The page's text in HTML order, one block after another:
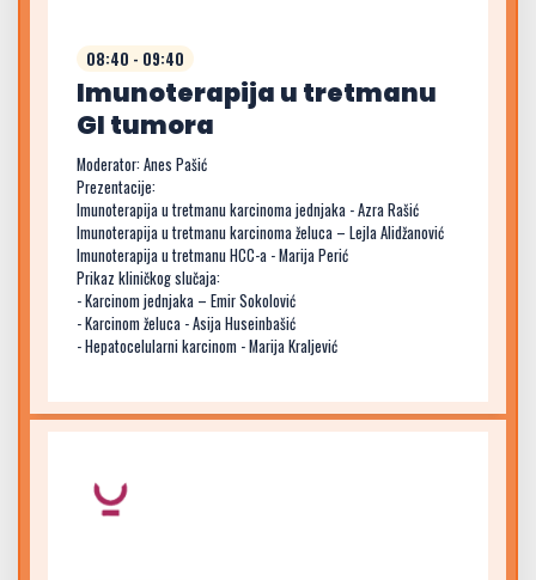
08:40 - 09:40
Imunoterapija u tretmanu
GI tumora
Moderator: Anes Pašić
Prezentacije:
Imunoterapija u tretmanu karcinoma jednjaka - Azra Rašić
Imunoterapija u tretmanu karcinoma želuca – Lejla Alidžanović
Imunoterapija u tretmanu HCC-a - Marija Perić
Prikaz kliničkog slučaja:
- Karcinom jednjaka – Emir Sokolović
- Karcinom želuca - Asija Huseinbašić
- Hepatocelularni karcinom - Marija Kraljević